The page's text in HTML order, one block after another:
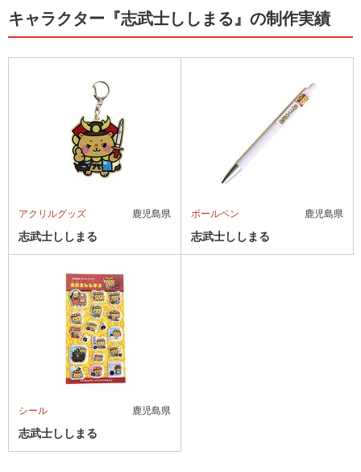
キャラクター『志武士ししまる』の制作実績
アクリルグッズ 鹿児島県
志武士ししまる
ボールペン 鹿児島県
志武士ししまる
シール 鹿児島県
志武士ししまる